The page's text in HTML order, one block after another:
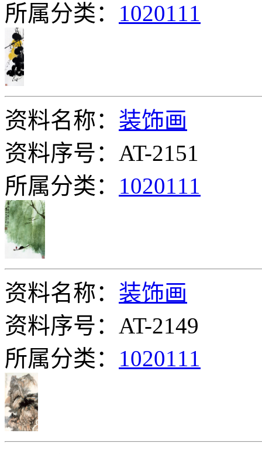
所属分类： 1020111
资料名称： 装饰画
资料序号：AT-2151
所属分类： 1020111
资料名称： 装饰画
资料序号：AT-2149
所属分类： 1020111